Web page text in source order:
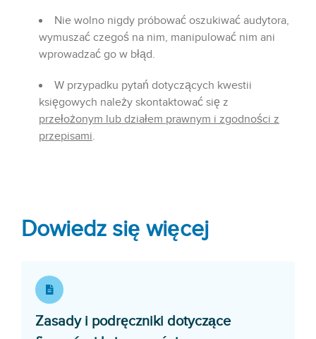
Nie wolno nigdy próbować oszukiwać audytora,
wymuszać czegoś na nim, manipulować nim ani
wprowadzać go w błąd.
W przypadku pytań dotyczących kwestii
księgowych należy skontaktować się z
przełożonym lub działem prawnym i zgodności z
przepisami.
Dowiedz się więcej
Zasady i podręczniki dotyczące